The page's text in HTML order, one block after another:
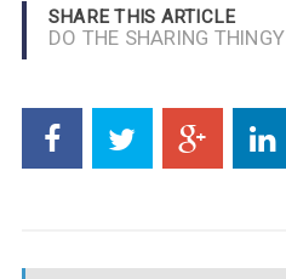
SHARE THIS ARTICLE
DO THE SHARING THINGY